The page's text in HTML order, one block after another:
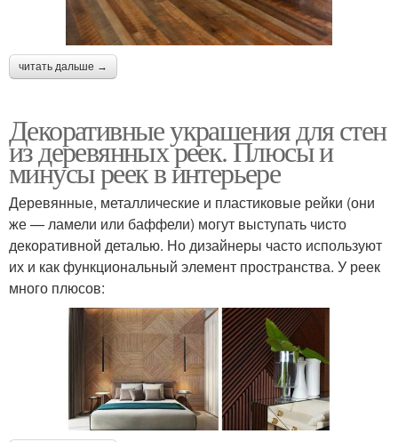
читать дальше →
Декоративные украшения для стен
из деревянных реек. Плюсы и
минусы реек в интерьере
Деревянные, металлические и пластиковые рейки (они
же — ламели или баффели) могут выступать чисто
декоративной деталью. Но дизайнеры часто используют
их и как функциональный элемент пространства. У реек
много плюсов: